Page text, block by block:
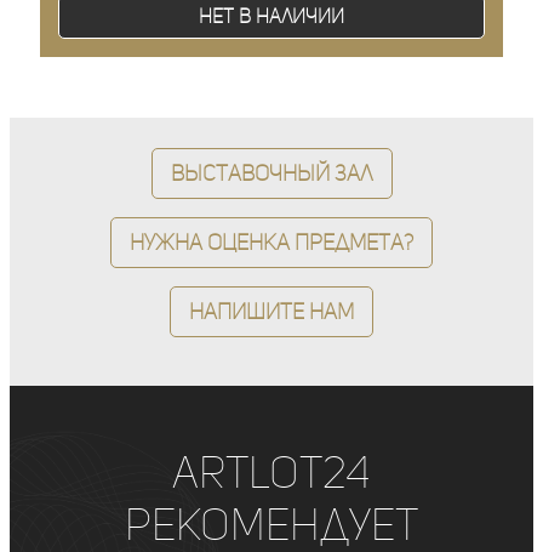
Нет в наличии
Выставочный зал
Нужна оценка предмета?
Напишите нам
ArtLot24
рекомендует